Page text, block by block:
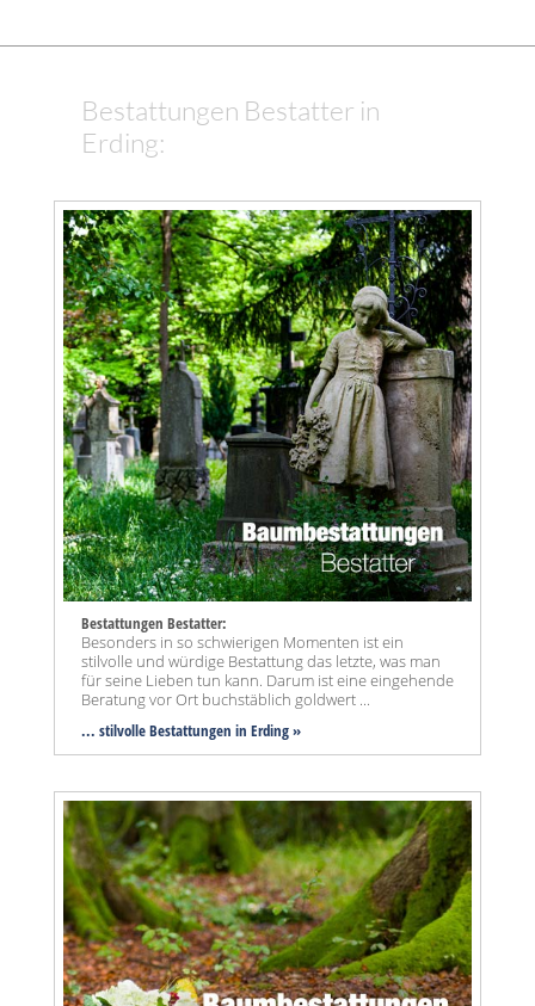
Bestattungen Bestatter in
Erding:
Bestattungen Bestatter:
Besonders in so schwierigen Momenten ist ein
stilvolle und würdige Bestattung das letzte, was man
für seine Lieben tun kann. Darum ist eine eingehende
Beratung vor Ort buchstäblich goldwert ...
... stilvolle Bestattungen in Erding »